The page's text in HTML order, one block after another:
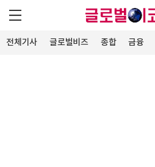
전체기사 글로벌비즈 종합 금융